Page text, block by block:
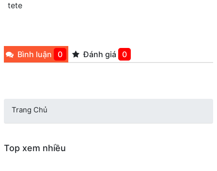
tete
Bình luận 0 Đánh giá 0
Trang Chủ
Top xem nhiều